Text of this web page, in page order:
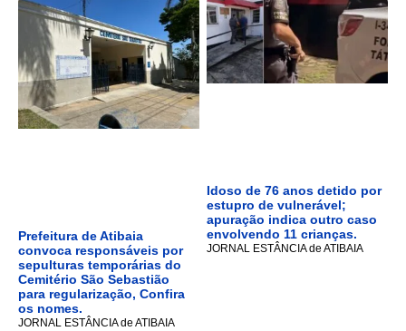
Prefeitura de Atibaia
convoca responsáveis por
sepulturas temporárias do
Cemitério São Sebastião
para regularização, Confira
os nomes.
JORNAL ESTÂNCIA de ATIBAIA
Idoso de 76 anos detido por
estupro de vulnerável;
apuração indica outro caso
envolvendo 11 crianças.
JORNAL ESTÂNCIA de ATIBAIA